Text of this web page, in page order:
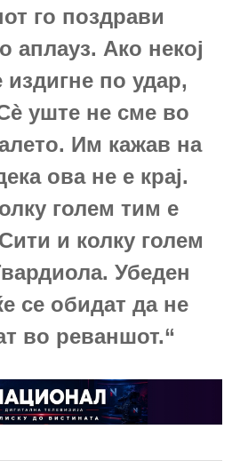
го поздрави
аплауз. Ако некој
издигне по удар,
уште не сме во
Им кажав на
ова не е крај.
голем тим е
и колку голем
Убеден
се обидат да не
во реваншот.“